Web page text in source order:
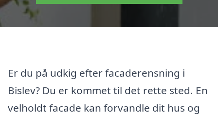
Er du på udkig efter facaderensning i
Bislev? Du er kommet til det rette sted. En
velholdt facade kan forvandle dit hus og